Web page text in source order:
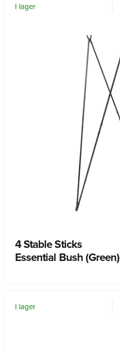
I lager
4 Stable Sticks
Essential Bush (Green)
I lager